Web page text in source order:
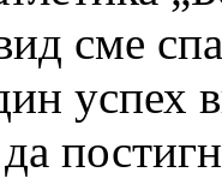
сме
успех